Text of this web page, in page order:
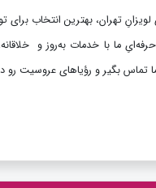
لویزانِ تهران، بهترین انتخاب
ما با خدمات به‌روز و
تماس بگیر و رؤیاهای عروسیت